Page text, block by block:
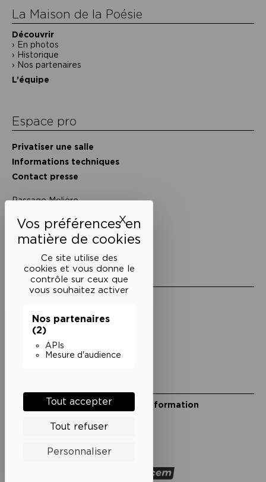
Ce site utilise des
cookies et vous donne le
contrôle sur ceux que
vous souhaitez activer
Nos partenaires
(2)
APIs
Mesure d'audience
Tout accepter
Tout refuser
Personnaliser
XMasquer le bandeau des
La Maison de la Poésie
Découvrir
En photos
Historique
Nos partenaires
L’équipe
Espace pro
Privatiser une salle
Informations techniques
Contact presse
Passage Moliėre
M° Rambuteau - RER Les Halles
Standard tél : 01 44 54 53 00
du mardi au samedi de 15h à 18h
Liens utiles
Politique de confidentialité
Conditions générales de vente
Cookies
Inscrivez-vous à notre lettre d’information
Nos partenaires